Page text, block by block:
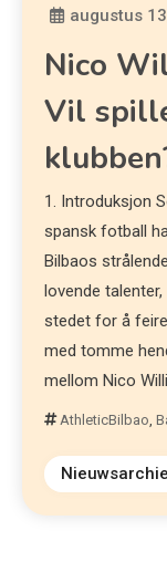
augustus
Nico
Vil
1. Introduksjon
spansk fotball
Bilbaos
lovende
stedet for å
med tomme
mellom Nico
AthleticBilbao,